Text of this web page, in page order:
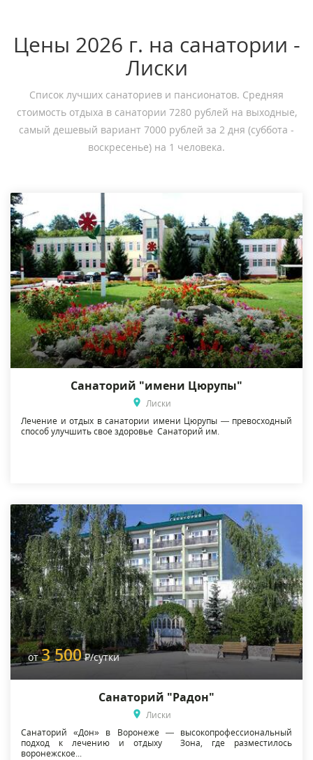
Цены 2026 г. на санатории -
Лиски
Список лучших санаториев и пансионатов. Средняя
стоимость отдыха в санатории 7280 рублей на выходные,
самый дешевый вариант 7000 рублей за 2 дня (суббота -
воскресенье) на 1 человека.
Санаторий "имени Цюрупы"
Лиски
Лечение и отдых в санатории имени Цюрупы — превосходный
способ улучшить свое здоровье Санаторий им.
от3 500 Р/сутки
Санаторий "Радон"
Лиски
Санаторий «Дон» в Воронеже — высокопрофессиональный
подход к лечению и отдыху Зона, где разместилось
воронежское...